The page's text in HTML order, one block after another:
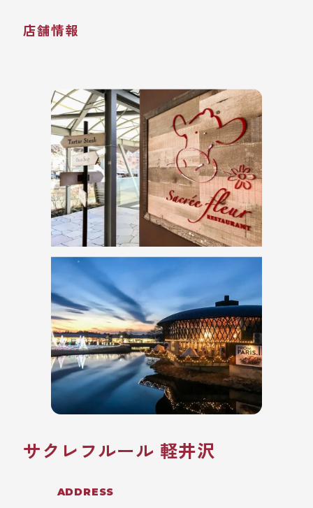
か？
外国語対応はしていますか？（英語メニューな
ど）
定休日はありますか？
ホットストーンはどのくらい熱いのですか？子ど
もでも大丈夫ですか？
サクレフルールは他にも店舗がありますか？
店舗情報
サクレフルール 軽井沢
ADDRESS